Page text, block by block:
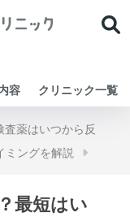
容 クリニック一覧
査薬はいつから反
ミングを解説
最短はい